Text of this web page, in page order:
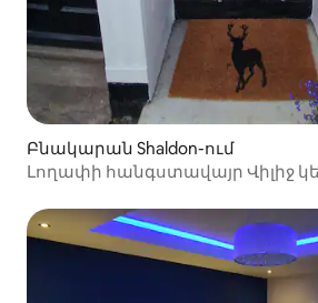
Բնակարան Shaldon-ում
Լողափի հանգստավայր Վիլիջ